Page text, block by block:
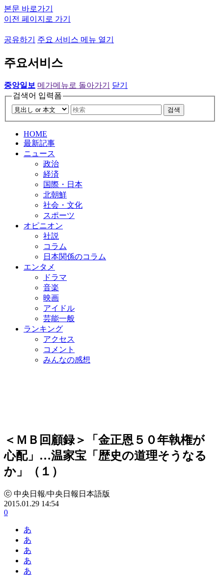
본문 바로가기
이전 페이지로 가기
공유하기 주요 서비스 메뉴 열기
주요서비스
중앙일보 메가메뉴로 돌아가기
닫기
검색어 입력폼
검색
HOME
最新記事
ニュース
政治
経済
国際・日本
北朝鮮
社会・文化
スポーツ
オピニオン
社説
コラム
日本関係のコラム
エンタメ
ドラマ
音楽
映画
アイドル
芸能一般
ランキング
アクセス
コメント
みんなの感想
＜ＭＢ回顧録＞「金正恩５０年執権が
心配」…温家宝「歴史の道理そうなる
か」（１）
ⓒ 中央日報/中央日報日本語版
2015.01.29 14:54
0
あ
あ
あ
あ
あ